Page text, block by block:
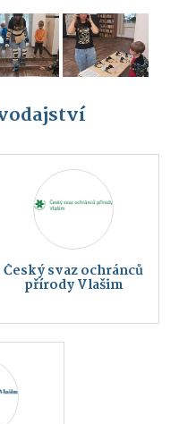
Český svaz ochránců
přírody Vlašim